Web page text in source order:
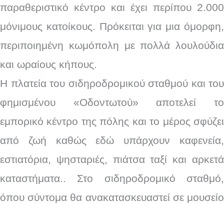
παραθεριστικό κέντρο και έχει περίπου 2.000
μόνιμους κατοίκους. Πρόκειται για μια όμορφη,
περιποιημένη κωμόπολη με πολλά λουλούδια
και ωραίους κήπους.
Η πλατεία του σιδηροδρομικού σταθμού και του
φημισμένου «Οδοντωτού» αποτελεί το
εμπορικό κέντρο της πόλης και το μέρος σφύζει
από ζωή καθώς εδώ υπάρχουν καφενεία,
εστιατόρια, ψησταριές, πιάτσα ταξί και αρκετά
καταστήματα.. Στο σιδηροδρομικό σταθμό,
όπου σύντομα θα ανακατασκευαστεί σε μουσείο